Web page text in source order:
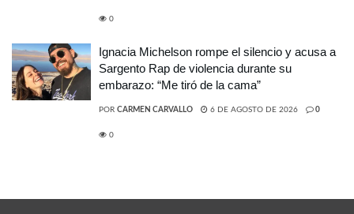
0
Ignacia Michelson rompe el silencio y acusa a
Sargento Rap de violencia durante su
embarazo: “Me tiró de la cama”
POR CARMEN CARVALLO 6 DE AGOSTO DE 2026 0
0